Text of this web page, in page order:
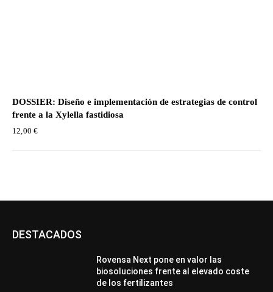
DOSSIER: Diseño e implementación de estrategias de control
frente a la Xylella fastidiosa
12,00€
DESTACADOS
Rovensa Next pone en valor las
biosoluciones frente al elevado coste
de los fertilizantes